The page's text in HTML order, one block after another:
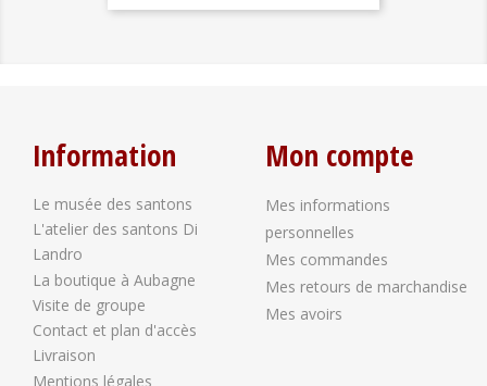
Information
Le musée des santons
L'atelier des santons Di
Landro
La boutique à Aubagne
Visite de groupe
Contact et plan d'accès
Livraison
Mentions légales
Mon compte
Mes informations
personnelles
Mes commandes
Mes retours de marchandise
Mes avoirs